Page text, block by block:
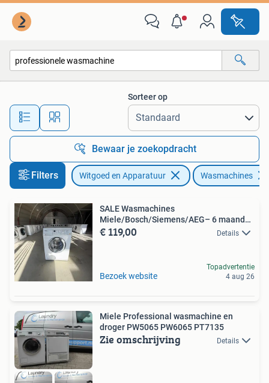
Alle afstanden…
Sorteer op
Bewaar je zoekopdracht
Filters Witgoed en Apparatuur Wasmachines
SALE Wasmachines
Miele/Bosch/Siemens/AEG– 6 maanden
garantie
€ 119,00 Details
Bezoek website
Topadvertentie
4 aug 26
Miele Professional wasmachine en
droger PW5065 PW6065 PT7135
Zie omschrijving Details